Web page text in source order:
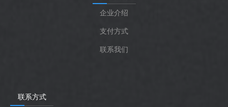
企业介绍
支付方式
联系我们
联系方式